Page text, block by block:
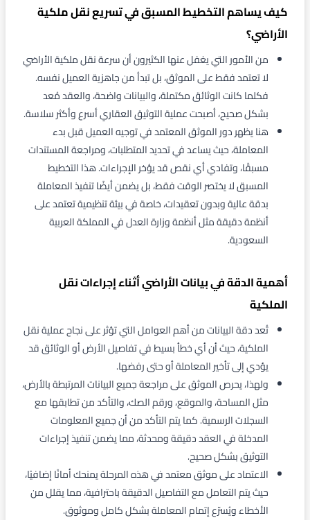
كيف يساهم التخطيط المسبق في تسريع نقل ملكية
الأراضي؟
من الأمور التي يغفل عنها الكثيرون أن سرعة نقل ملكية الأراضي
لا تعتمد فقط على الموثق، بل تبدأ من جاهزية العميل نفسه.
فكلما كانت الوثائق مكتملة، والبيانات واضحة، والعقد مُعد
بشكل صحيح، أصبحت عملية التوثيق العقاري أسرع وأكثر سلاسة.
هنا يظهر دور الموثق المعتمد في توجيه العميل قبل بدء
المعاملة، حيث يساعد في تحديد المتطلبات، ومراجعة المستندات
مسبقًا، وتفادي أي نقص قد يؤخر الإجراءات. هذا التخطيط
المسبق لا يختصر الوقت فقط، بل يضمن أيضًا تنفيذ المعاملة
بدقة عالية وبدون تعقيدات، خاصة في بيئة تنظيمية تعتمد على
أنظمة دقيقة مثل أنظمة وزارة العدل في المملكة العربية
السعودية.
أهمية الدقة في بيانات الأراضي أثناء إجراءات نقل
الملكية
تُعد دقة البيانات من أهم العوامل التي تؤثر على نجاح عملية نقل
الملكية، حيث أن أي خطأ بسيط في تفاصيل الأرض أو الوثائق قد
يؤدي إلى تأخير المعاملة أو حتى رفضها.
ولهذا، يحرص الموثق على مراجعة جميع البيانات المرتبطة بالأرض،
مثل المساحة، والموقع، ورقم الصك، والتأكد من تطابقها مع
السجلات الرسمية. كما يتم التأكد من أن جميع المعلومات
المدخلة في العقد دقيقة ومحدثة، مما يضمن تنفيذ إجراءات
التوثيق بشكل صحيح.
الاعتماد على موثق معتمد في هذه المرحلة يمنحك أمانًا إضافيًا،
حيث يتم التعامل مع التفاصيل الدقيقة باحترافية، مما يقلل من
الأخطاء ويُسرّع إتمام المعاملة بشكل كامل وموثوق.